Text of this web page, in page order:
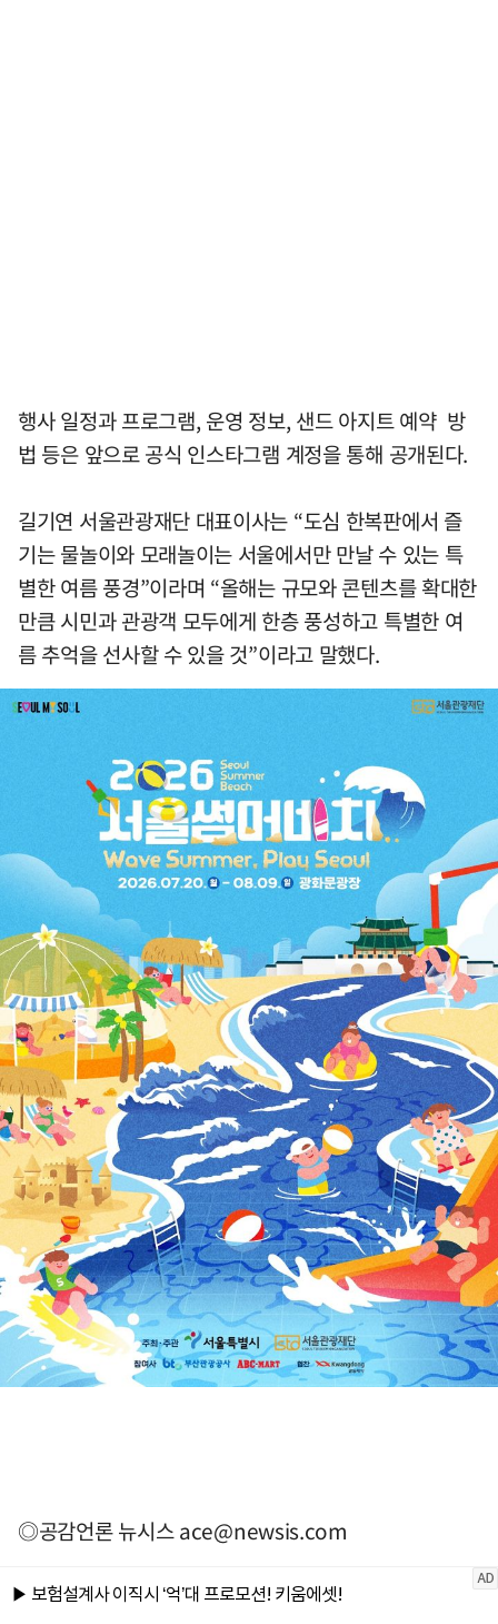
행사 일정과 프로그램, 운영 정보, 샌드 아지트 예약 방
법 등은 앞으로 공식 인스타그램 계정을 통해 공개된다.
길기연 서울관광재단 대표이사는 “도심 한복판에서 즐
기는 물놀이와 모래놀이는 서울에서만 만날 수 있는 특
별한 여름 풍경”이라며 “올해는 규모와 콘텐츠를 확대한
만큼 시민과 관광객 모두에게 한층 풍성하고 특별한 여
름 추억을 선사할 수 있을 것”이라고 말했다.
◎공감언론 뉴시스ace@newsis.com